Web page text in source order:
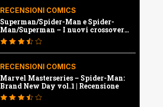
RECENSIONI COMICS
Superman/Spider-Man e Spider-
Man/Superman – I nuovi crossover
Marvel e Dc | Recensione
RECENSIONI COMICS
Marvel Masterseries – Spider-Man:
Brand New Day vol.1 | Recensione